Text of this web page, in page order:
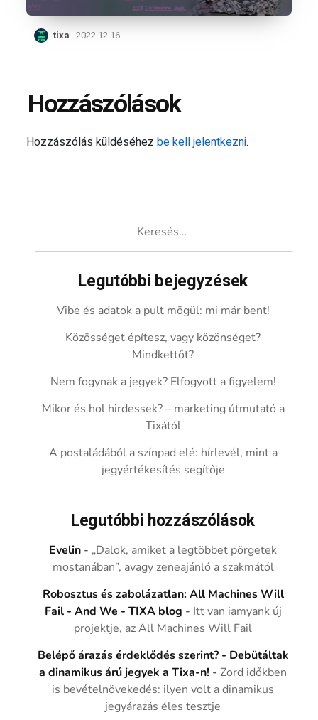
tixa 2022.12.16.
Hozzászólások
Hozzászólás küldéséhezbe kell jelentkezni.
Legutóbbi bejegyzések
Vibe és adatok a pult mögül: mi már bent!
Közösséget építesz, vagy közönséget?
Mindkettőt?
Nem fogynak a jegyek? Elfogyott a figyelem!
Mikor és hol hirdessek? – marketing útmutató a
Tixától
A postaládából a színpad elé: hírlevél, mint a
jegyértékesítés segítője
Legutóbbi hozzászólások
Evelin - „Dalok, amiket a legtöbbet pörgetek
mostanában”, avagy zeneajánló a szakmától
Robosztus és zabolázatlan: All Machines Will
Fail - And We - TIXA blog - Itt van iamyank új
projektje, az All Machines Will Fail
Belépő árazás érdeklődés szerint? - Debütáltak
a dinamikus árú jegyek a Tixa-n! -Zord időkben
is bevételnövekedés: ilyen volt a dinamikus
jegyárazás éles tesztje